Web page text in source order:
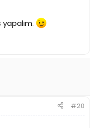
#20